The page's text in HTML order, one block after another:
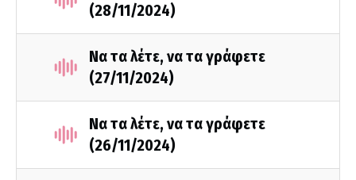
(28/11/2024)
Να τα λέτε, να τα γράφετε
(27/11/2024)
Να τα λέτε, να τα γράφετε
(26/11/2024)